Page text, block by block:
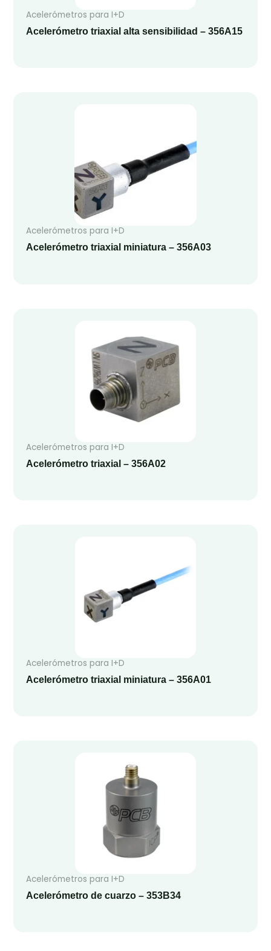
Acelerómetros para I+D
Acelerómetro triaxial alta sensibilidad – 356A15
Acelerómetros para I+D
Acelerómetro triaxial miniatura – 356A03
Acelerómetros para I+D
Acelerómetro triaxial – 356A02
Acelerómetros para I+D
Acelerómetro triaxial miniatura – 356A01
Acelerómetros para I+D
Acelerómetro de cuarzo – 353B34